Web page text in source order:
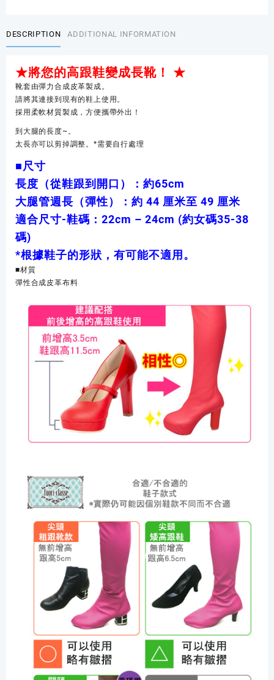
過
膝
鞋
套
Classe
原
Cosplay
用
便
鞋
套
數
量
DESCRIPTION ADDITIONAL INFORMATION
★將您的高跟鞋變成長靴！ ★
靴套由彈力合成皮革製成。
請將其連接到現有的鞋上使用。
採用柔軟材質製成，方便攜帶外出！
到大腿的長度~。
太長亦可以剪掉調整。*需要自行處理
■尺寸
長度（從鞋跟到開口）：約65cm
大腿管週長（彈性）：約 44 厘米至 49 厘米
適合尺寸-鞋碼：22cm – 24cm (約女碼35-38
碼)
*根據鞋子的形狀，有可能不適用。
■材質
彈性合成皮革布料